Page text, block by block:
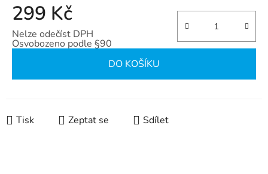
299 Kč
Nelze odečíst DPH
Osvobozeno podle §90
DO KOŠÍKU
Tisk Zeptat se Sdílet